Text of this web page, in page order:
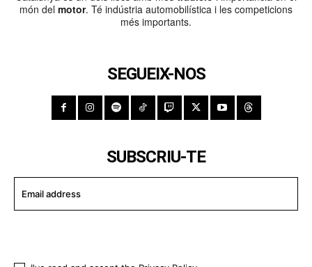
món del motor. Té indústria automobilística i les competicions
més importants.
SEGUEIX-NOS
SUBSCRIU-TE